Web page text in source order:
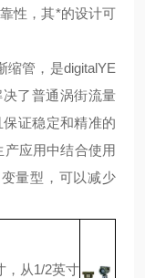
性，其*的设计可
缩管，是digitalYE
了普通涡街流量
证稳定和精准的
应用中结合使用
量型，可以减少
，从1/2英寸